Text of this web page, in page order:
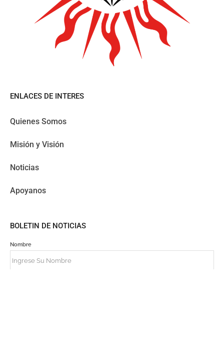
ENLACES DE INTERES
Quienes Somos
Misión y Visión
Noticias
Apoyanos
BOLETIN DE NOTICIAS
Nombre